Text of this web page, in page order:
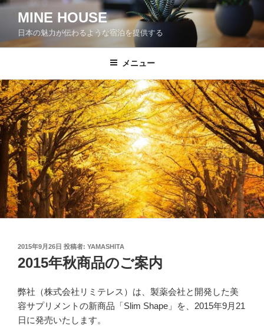
コ
ン
ス
キ
ッ
プ
MINE HOUSE
日本の魅力が伝わるような宿泊を提供する
メニュー
投
稿
日:
2015年9月26日 投稿者: YAMASHITA
2015年秋商品のご案内
弊社（株式会社リミテレス）は、製薬会社と開発した美
容サプリメントの新商品「Slim Shape」を、2015年9月21
日に発売いたします。